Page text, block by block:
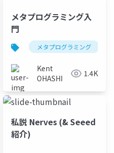
メタプログラミング入
門
メタプログラミング
Kent
OHASHI
1.4K
私説 Nerves (& Seeed
紹介)